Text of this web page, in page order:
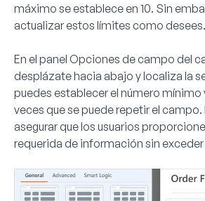
máximo se establece en 10. Sin
actualizar estos límites como desees.
En el panel Opciones de campo del
desplázate hacia abajo y localiza la
puedes establecer el número
veces que se puede repetir el campo.
asegurar que los usuarios
requerida de información sin